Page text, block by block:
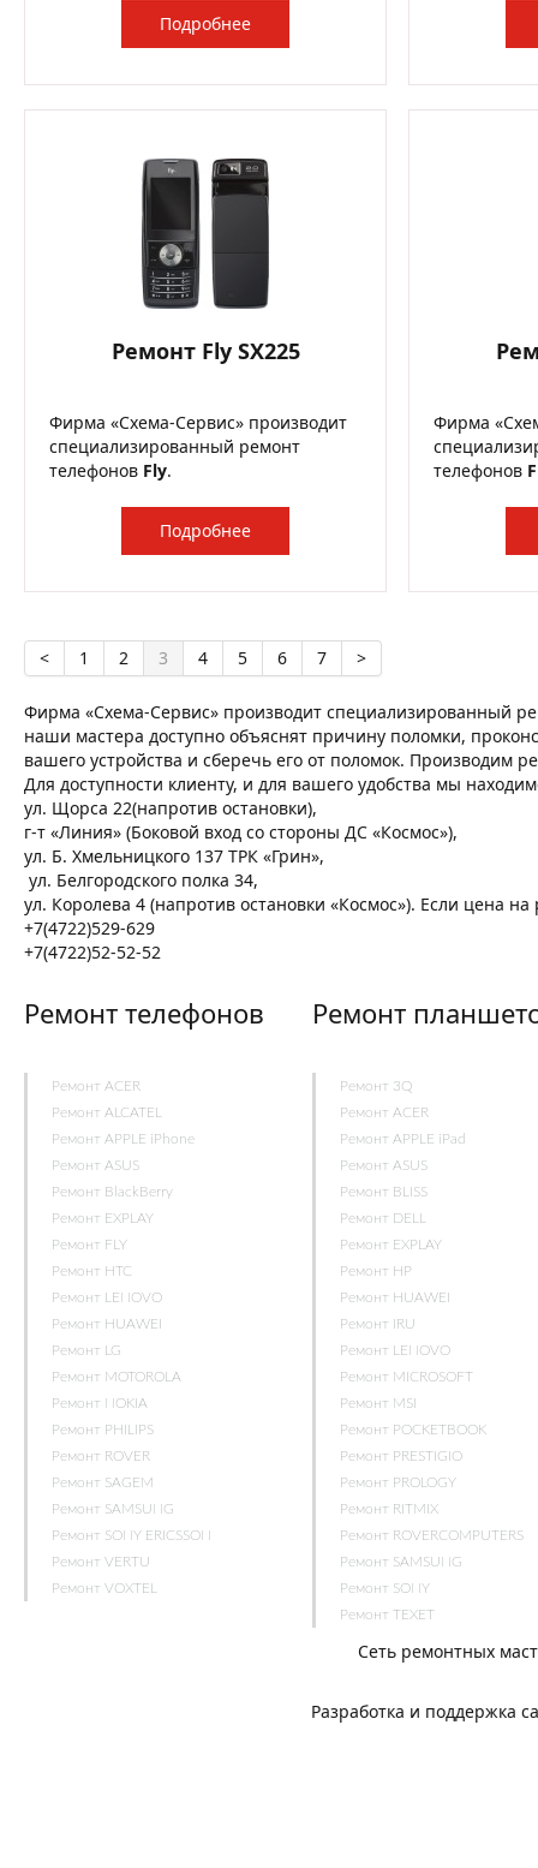
Подробнее
Ремонт Fly SX225
Фирма «Схема-Сервис» производит
специализированный ремонт
телефонов Fly.
Подробнее
Фирма
телефонов
< 1 2 3 4 5 6 7 >
Фирма «Схема-Сервис» производит специализированный
наши мастера доступно объяснят причину поломки,
вашего устройства и сберечь его от поломок. Производим
Для доступности клиенту, и для вашего удобства мы
ул. Щорса 22(напротив остановки),
г-т «Линия» (Боковой вход со стороны ДС «Космос»),
ул. Б. Хмельницкого 137 ТРК «Грин»,
ул. Белгородского полка 34,
ул. Королева 4 (напротив остановки «Космос»). Если цена
+7(4722)529-629
+7(4722)52-52-52
Ремонт телефонов
Ремонт ACER
Ремонт ALCATEL
Ремонт APPLE iPhone
Ремонт ASUS
Ремонт BlackBerry
Ремонт EXPLAY
Ремонт FLY
Ремонт HTC
Ремонт LENOVO
Ремонт HUAWEI
Ремонт LG
Ремонт MOTOROLA
Ремонт NOKIA
Ремонт PHILIPS
Ремонт ROVER
Ремонт SAGEM
Ремонт SAMSUNG
Ремонт SONY ERICSSON
Ремонт VERTU
Ремонт VOXTEL
Ремонт
Ремонт 3Q
Ремонт ACER
Ремонт APPLE iPad
Ремонт ASUS
Ремонт BLISS
Ремонт DELL
Ремонт EXPLAY
Ремонт HP
Ремонт HUAWEI
Ремонт IRU
Ремонт LENOVO
Ремонт MICROSOFT
Ремонт MSI
Ремонт POCKETBOOK
Ремонт PRESTIGIO
Ремонт PROLOGY
Ремонт RITMIX
Ремонт ROVERCOMPUTERS
Ремонт SAMSUNG
Ремонт SONY
Ремонт TEXET
Сеть ремонтных
Разработка и поддержка